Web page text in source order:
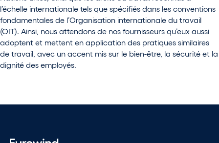
l’échelle internationale tels que spécifiés dans les conventions
fondamentales de l’Organisation internationale du travail
(OIT). Ainsi, nous attendons de nos fournisseurs qu’eux aussi
adoptent et mettent en application des pratiques similaires
de travail, avec un accent mis sur le bien-être, la sécurité et la
dignité des employés.